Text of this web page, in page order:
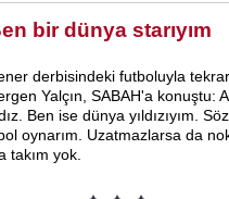
bir dünya starıyım
derbisindeki futboluyla
Yalçın, SABAH'a konuştu:
Ben ise dünya yıldızıyım.
oynarım. Uzatmazlarsa da
takım yok.